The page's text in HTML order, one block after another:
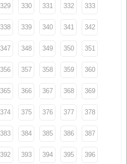
329 330 331 332 333
338 339 340 341 342
347 348 349 350 351
356 357 358 359 360
365 366 367 368 369
374 375 376 377 378
383 384 385 386 387
392 393 394 395 396